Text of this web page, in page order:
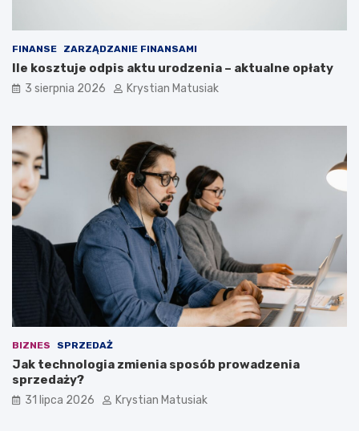
FINANSE ZARZĄDZANIE FINANSAMI
Ile kosztuje odpis aktu urodzenia – aktualne opłaty
3 sierpnia 2026 Krystian Matusiak
BIZNES SPRZEDAŻ
Jak technologia zmienia sposób prowadzenia
sprzedaży?
31 lipca 2026 Krystian Matusiak